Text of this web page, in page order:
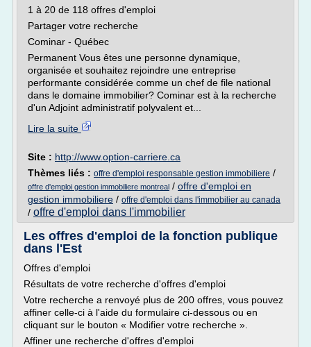
1 à 20 de 118 offres d'emploi
Partager votre recherche
Cominar - Québec
Permanent Vous êtes une personne dynamique,
organisée et souhaitez rejoindre une entreprise
performante considérée comme un chef de file national
dans le domaine immobilier? Cominar est à la recherche
d'un Adjoint administratif polyvalent et...
Lire la suite
Site : http://www.option-carriere.ca
Thèmes liés : offre d'emploi responsable gestion immobiliere /
offre d'emploi gestion immobiliere montreal / offre d'emploi en
gestion immobiliere / offre d'emploi dans l'immobilier au canada
/ offre d'emploi dans l'immobilier
Les offres d'emploi de la fonction publique
dans l'Est
Offres d'emploi
Résultats de votre recherche d'offres d'emploi
Votre recherche a renvoyé plus de 200 offres, vous pouvez
affiner celle-ci à l'aide du formulaire ci-dessous ou en
cliquant sur le bouton « Modifier votre recherche ».
Affiner une recherche d'offres d'emploi